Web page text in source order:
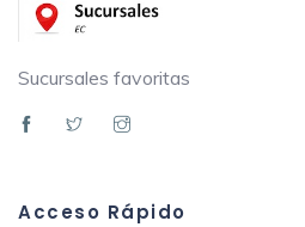
Sucursales favoritas
Acceso Rápido